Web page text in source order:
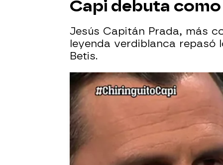
Capi debuta
Jesús Capitán Prada, más
leyenda verdiblanca
Betis.